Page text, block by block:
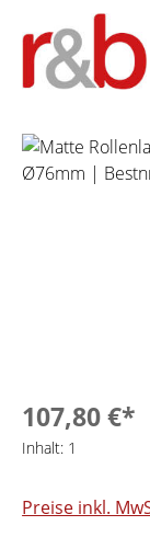
Bildergalerie
107,80 €*
Inhalt: 1
Preise inkl.